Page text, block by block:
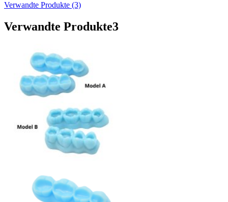
Verwandte Produkte (3)
Verwandte Produkte3